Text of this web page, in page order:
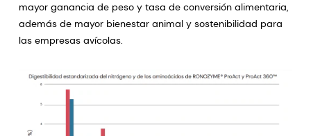
mayor ganancia de peso y tasa de conversión alimentaria,
además de mayor bienestar animal y sostenibilidad para
las empresas avícolas.